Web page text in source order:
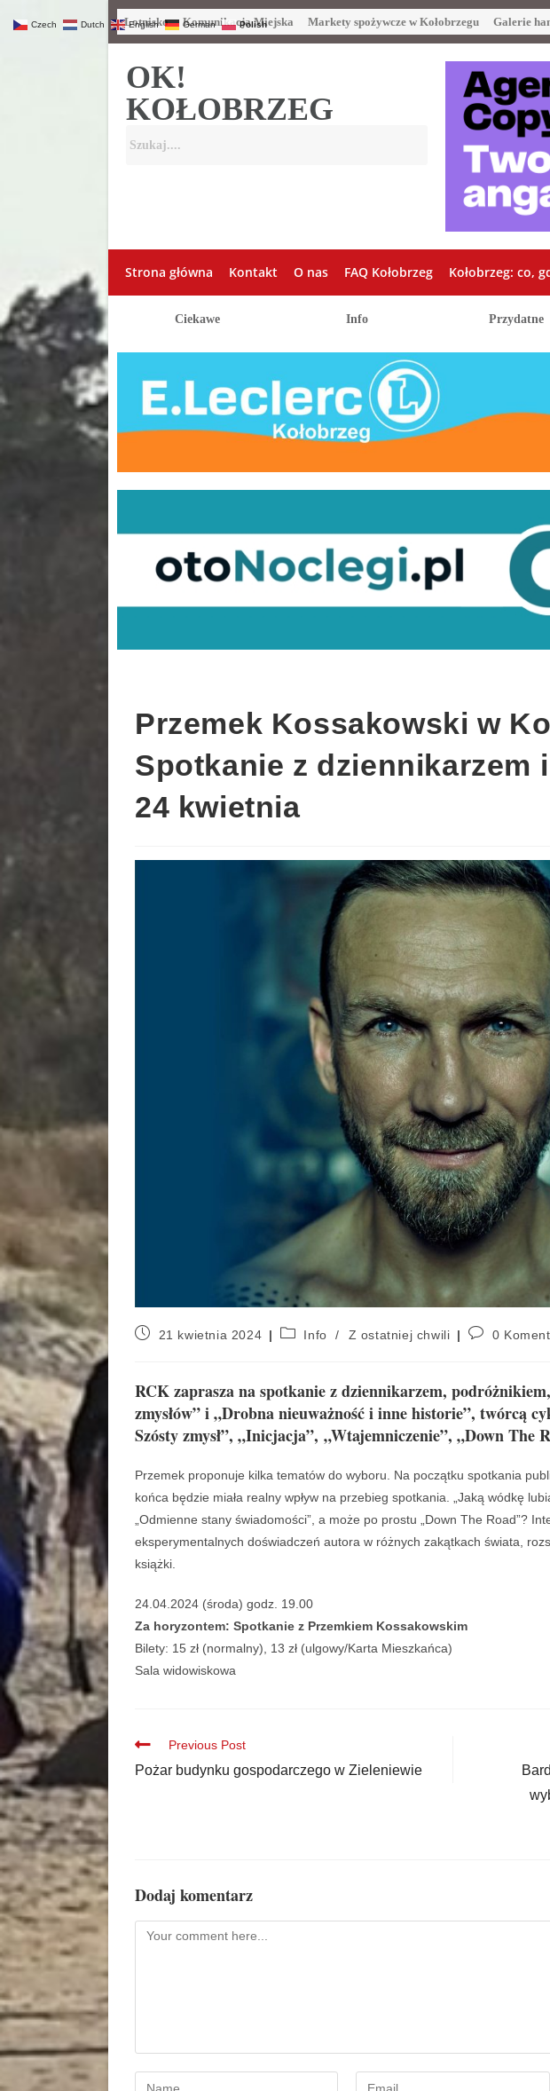
Lotnisko Komunikacja Miejska Markety spożywcze w Kołobrzegu Galerie
OK!
KOŁOBRZEG
Strona główna Kontakt O nas FAQ Kołobrzeg Kołobrzeg: co,
Ciekawe Info Przydatne
Przemek Kossakowski w
Spotkanie z dziennikarzem
24 kwietnia
21 kwietnia 2024 Info / Z ostatniej chwili 0
RCK zaprasza na spotkanie z dziennikarzem,
zmysłów” i „Drobna nieuważność i inne historie”, twórcą
Szósty zmysł”, „Inicjacja”, „Wtajemniczenie”, „Down The
Przemek proponuje kilka tematów do wyboru. Na początku spotkania
końca będzie miała realny wpływ na przebieg spotkania. „Jaką wódkę
„Odmienne stany świadomości”, a może po prostu „Down The Road”?
eksperymentalnych doświadczeń autora w różnych zakątkach świata,
książki.
24.04.2024 (środa) godz. 19.00
Za horyzontem: Spotkanie z Przemkiem Kossakowskim
Bilety: 15 zł (normalny), 13 zł (ulgowy/Karta Mieszkańca)
Sala widowiskowa
Previous Post
Pożar budynku gospodarczego w Zieleniewie
Dodaj komentarz
Czech Dutch English German Polish